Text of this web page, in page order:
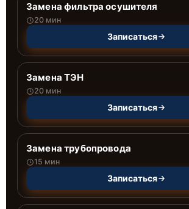
Замена фильтра осушителя
20 мин
Записаться
Замена ТЭН
20 мин
Записаться
Замена трубопровода
15 мин
Записаться